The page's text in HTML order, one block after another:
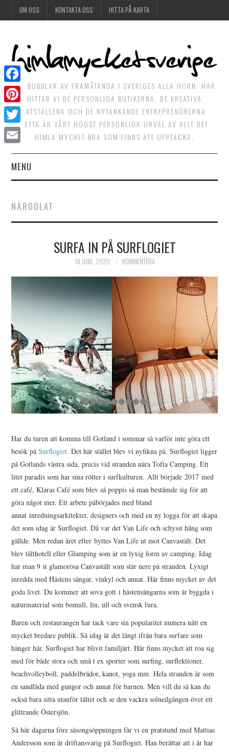
OM OSS KONTAKTA OSS HITTA PÅ KARTA
DET BUBBLAR AV FRAMÅTANDA I SVERIGES ALLA HÖRN. HÄR
HITTAR VI DE PERSONLIGA BUTIKERNA, DE KREATIVA
MATSTÄLLENA OCH DE NYTÄNKANDE ENTREPRENÖRERNA.
DETTA ÄR VÅRT HÖGST PERSONLIGA URVAL AV ALLT DET
HIMLA MYCKET BRA SOM FINNS ATT UPPTÄCKA.
MENU
HIMLAGRÖNT
HIMLAMYSIGT
VI MÖTER
VI SPANAR PÅ
NÄRODLAT
SURFA IN PÅ SURFLOGIET
18 JUNI, 2020 KOMMENTERA
Har du turen att komma till Gotland i sommar så varför inte göra ett
besök påSurflogiet. Det här stället blev vi nyfikna på. Surflogiet ligger
på Gotlands västra sida, precis vid stranden nära Tofta Camping. Ett
litet paradis som har sina rötter i surfkulturen. Allt började 2017 med
ett café, Klaras Café som blev så poppis så man bestämde sig för att
göra något mer. Ett arbete påbörjades med bland
annat inredningsarkitekter, designers och med en ny logga för att skapa
det som idag är Surflogiet. Då var det Van Life och schysst häng som
gällde. Men redan året efter byttes Van Life ut mot Canvastält. Det
blev tälthotell eller Glamping som är en lyxig form av camping. Idag
har man 9 st glamorösa Canvastält som står nere på stranden. Lyxigt
inredda med Hästens sängar, vinkyl och annat. Här finns mycket av det
goda livet. Du kommer att sova gott i hästensängarna som är byggda i
naturmaterial som bomull, lin, ull och svensk fura.
Baren och restaurangen har tack vare sin popularitet numera nått en
mycket bredare publik. Så idag är det långt ifrån bara surfare som
hänger här. Surflogiet har blivit familjärt. Här finns mycket att roa sig
med för både stora och små t ex sporter som surfing, surflektioner,
beachvolleyboll, paddelbrädor, kanot, yoga mm. Hela stranden är som
en sandlåda med gungor och annat för barnen. Men vill du så kan du
också bara sitta utanför tältet och se den vackra solnedgången över ett
glittrande Östersjön.
Så här dagarna före säsongsöppningen får vi en pratstund med Mattias
Andersson som är driftansvarig på Surflogiet. Han berättar att i år har
Facebook
Pinterest
Twitter
Email